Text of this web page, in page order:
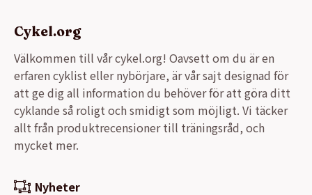
Cykel.org
Välkommen till vår cykel.org! Oavsett om du är en
erfaren cyklist eller nybörjare, är vår sajt designad för
att ge dig all information du behöver för att göra ditt
cyklande så roligt och smidigt som möjligt. Vi täcker
allt från produktrecensioner till träningsråd, och
mycket mer.
Nyheter